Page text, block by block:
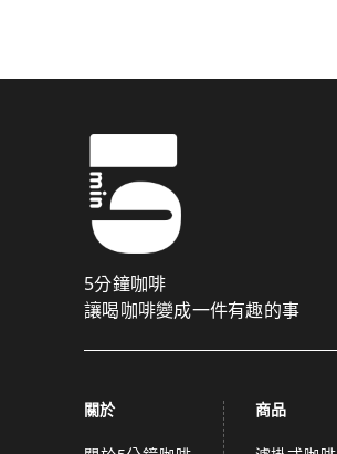
5分鐘咖啡
讓喝咖啡變成一件有趣的事
關於 商品